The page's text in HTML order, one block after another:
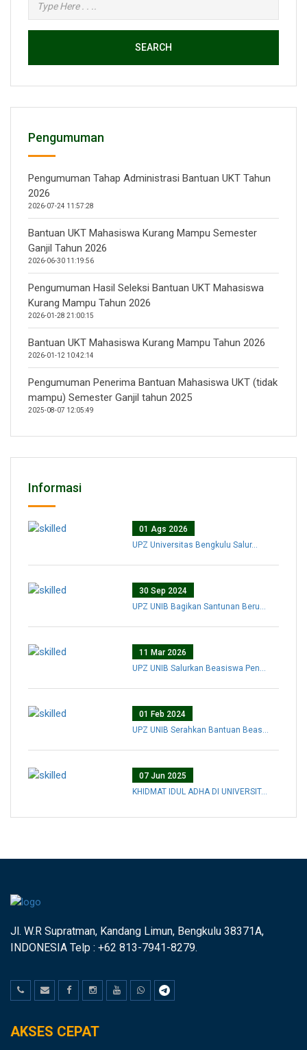
SEARCH
Pengumuman
Pengumuman Tahap Administrasi Bantuan UKT Tahun
2026
2026-07-24 11:57:28
Bantuan UKT Mahasiswa Kurang Mampu Semester
Ganjil Tahun 2026
2026-06-30 11:19:56
Pengumuman Hasil Seleksi Bantuan UKT Mahasiswa
Kurang Mampu Tahun 2026
2026-01-28 21:00:15
Bantuan UKT Mahasiswa Kurang Mampu Tahun 2026
2026-01-12 10:42:14
Pengumuman Penerima Bantuan Mahasiswa UKT (tidak
mampu) Semester Ganjil tahun 2025
2025-08-07 12:05:49
Informasi
01 Ags 2026
UPZ Universitas Bengkulu Salur...
30 Sep 2024
UPZ UNIB Bagikan Santunan Beru...
11 Mar 2026
UPZ UNIB Salurkan Beasiswa Pen...
01 Feb 2024
UPZ UNIB Serahkan Bantuan Beas...
07 Jun 2025
KHIDMAT IDUL ADHA DI UNIVERSIT...
Jl. W.R Supratman, Kandang Limun, Bengkulu 38371A,
INDONESIA Telp : +62 813-7941-8279.
AKSES CEPAT